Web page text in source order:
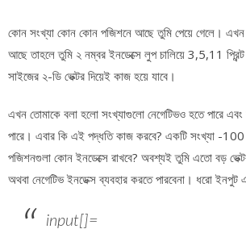
কোন সংখ্যা কোন কোন পজিশনে আছে তুমি পেয়ে গেলে। এখন
আছে তাহলে তুমি ২ নম্বর ইনডেক্সে লুপ চালিয়ে 3,5,11
সাইজের ২-ডি ভেক্টর দিয়েই কাজ হয়ে যাবে।
এখন তোমাকে বলা হলো সংখ্যাগুলো নেগেটিভও হতে পারে
পারে। এবার কি এই পদ্ধতি কাজ করবে? একটি সংখ্যা -
পজিশনগুলা কোন ইনডেক্সে রাখবে? অবশ্যই তুমি এতো বড়
অথবা নেগেটিভ ইনডেক্স ব্যবহার করতে পারবেনা। ধরো
input[]=